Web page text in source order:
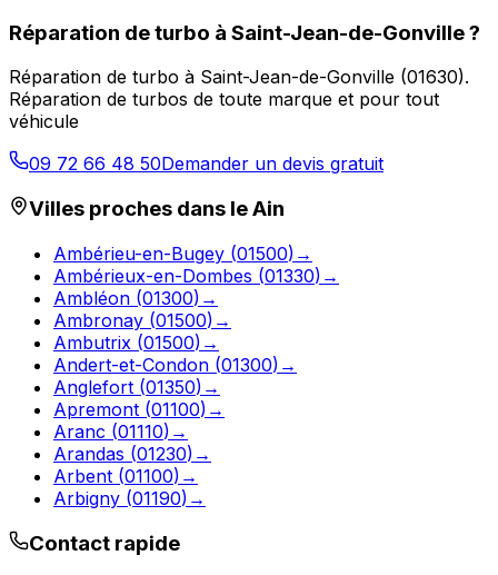
Réparation de turbo à Saint-Jean-de-Gonville?
Réparation de turbo à Saint-Jean-de-Gonville (01630).
Réparation de turbos de toute marque et pour tout
véhicule
09 72 66 48 50Demander un devis gratuit
Villes proches dans leAin
Ambérieu-en-Bugey (01500) →
Ambérieux-en-Dombes (01330) →
Ambléon (01300) →
Ambronay (01500) →
Ambutrix (01500) →
Andert-et-Condon (01300) →
Anglefort (01350) →
Apremont (01100) →
Aranc (01110) →
Arandas (01230) →
Arbent (01100) →
Arbigny (01190) →
Contact rapide